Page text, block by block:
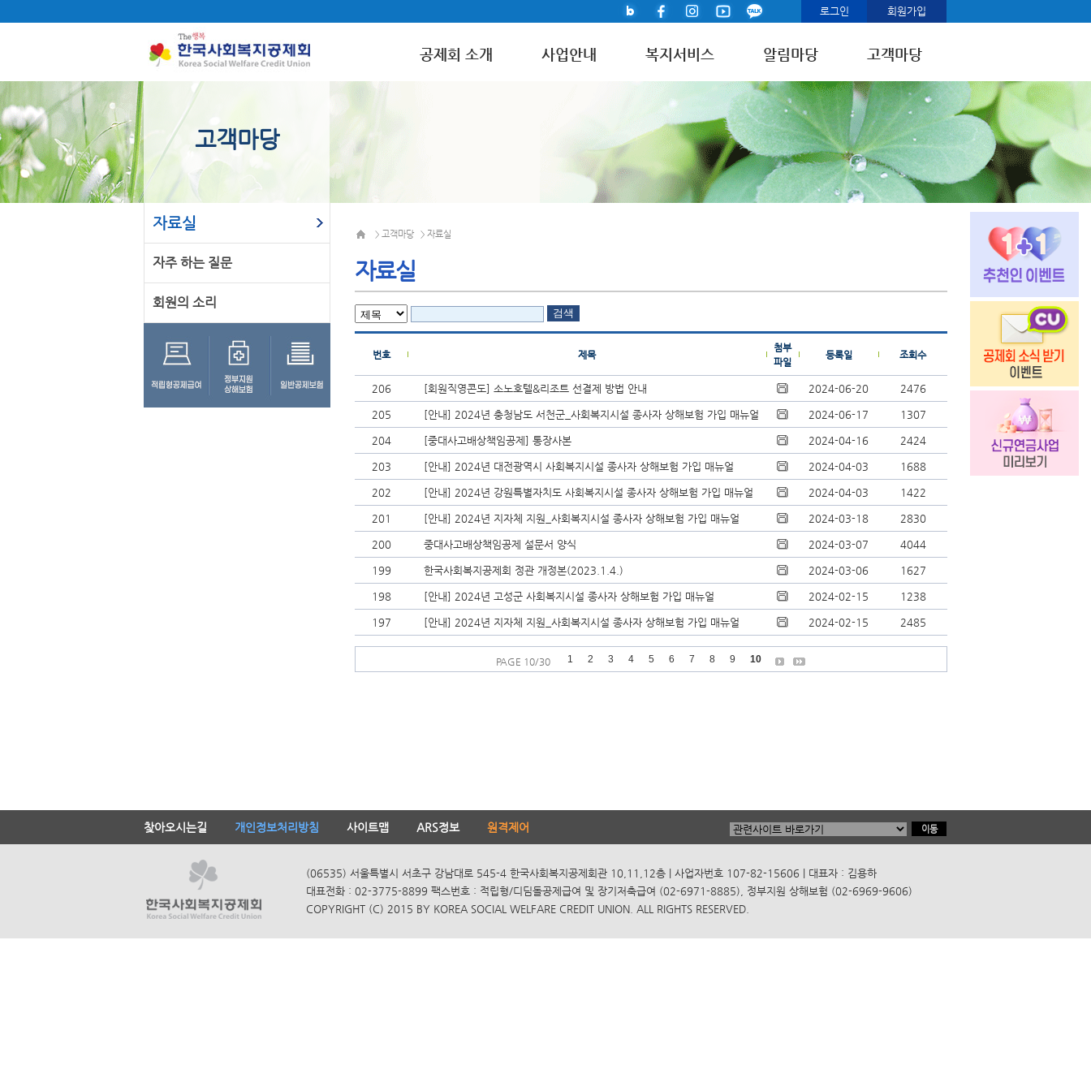
로그인 회원가입
공제회 소개 사업안내 복지서비스 알림마당 고객마당
고객마당
자료실
자주 하는 질문
회원의 소리
> 고객마당 > 자료실
자료실
번호 제목
첨부
파일
등록일 조회수
206 [회원직영콘도] 소노호텔&리조트 선결제 방법 안내 2024-06-20 2476
205 [안내] 2024년 충청남도 서천군_사회복지시설 종사자 상해보험 가입 매뉴얼 2024-06-17 1307
204 [중대사고배상책임공제] 통장사본 2024-04-16 2424
203 [안내] 2024년 대전광역시 사회복지시설 종사자 상해보험 가입 매뉴얼 2024-04-03 1688
202 [안내] 2024년 강원특별자치도 사회복지시설 종사자 상해보험 가입 매뉴얼 2024-04-03 1422
201 [안내] 2024년 지자체 지원_사회복지시설 종사자 상해보험 가입 매뉴얼 2024-03-18 2830
200 중대사고배상책임공제 설문서 양식 2024-03-07 4044
199 한국사회복지공제회 정관 개정본(2023.1.4.) 2024-03-06 1627
198 [안내] 2024년 고성군 사회복지시설 종사자 상해보험 가입 매뉴얼 2024-02-15 1238
197 [안내] 2024년 지자체 지원_사회복지시설 종사자 상해보험 가입 매뉴얼 2024-02-15 2485
PAGE 10/30 1 2 3 4 5 6 7 8 9 10
찾아오시는길 개인정보처리방침 사이트맵 ARS정보 원격제어
(06535) 서울특별시 서초구 강남대로 545-4 한국사회복지공제회관 10,11,12층 | 사업자번호 107-82-15606 | 대표자 : 김용하
대표전화 : 02-3775-8899 팩스번호 : 적립형/디딤돌공제급여 및 장기저축급여 (02-6971-8885), 정부지원 상해보험 (02-6969-9606)
COPYRIGHT (C) 2015 BY KOREA SOCIAL WELFARE CREDIT UNION. ALL RIGHTS RESERVED.